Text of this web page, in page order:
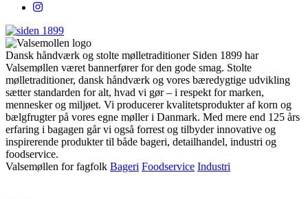
Dansk håndværk og stolte mølletraditioner Siden 1899 har
Valsemøllen været bannerfører for den gode smag. Stolte
mølletraditioner, dansk håndværk og vores bæredygtige udvikling
sætter standarden for alt, hvad vi gør – i respekt for marken,
mennesker og miljøet. Vi producerer kvalitetsprodukter af korn og
bælgfrugter på vores egne møller i Danmark. Med mere end 125 års
erfaring i bagagen går vi også forrest og tilbyder innovative og
inspirerende produkter til både bageri, detailhandel, industri og
foodservice.
Valsemøllen for fagfolk Bageri Foodservice Industri